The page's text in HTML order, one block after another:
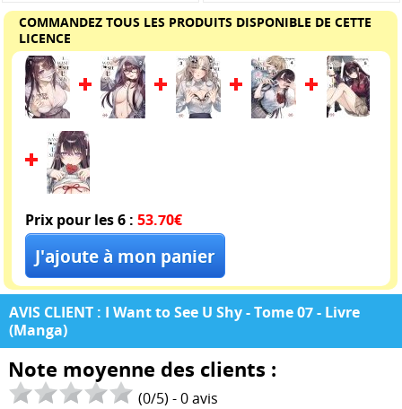
COMMANDEZ TOUS LES PRODUITS DISPONIBLE DE CETTE
LICENCE
Prix pour les 6 : 53.70€
AVIS CLIENT : I Want to See U Shy - Tome 07 - Livre
(Manga)
Note moyenne des clients :
(0/5) -0avis